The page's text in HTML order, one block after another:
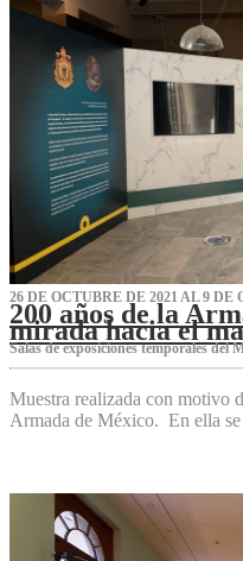
26 DE OCTUBRE DE 2021 AL 9 DE
200 años de la
mirada hacia el
Salas de exposiciones temporales del
Muestra realizada con motivo
Armada de México. En ella